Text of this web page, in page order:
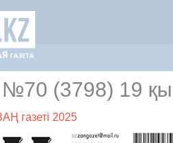
№70 (3798) 19
газеті 2025